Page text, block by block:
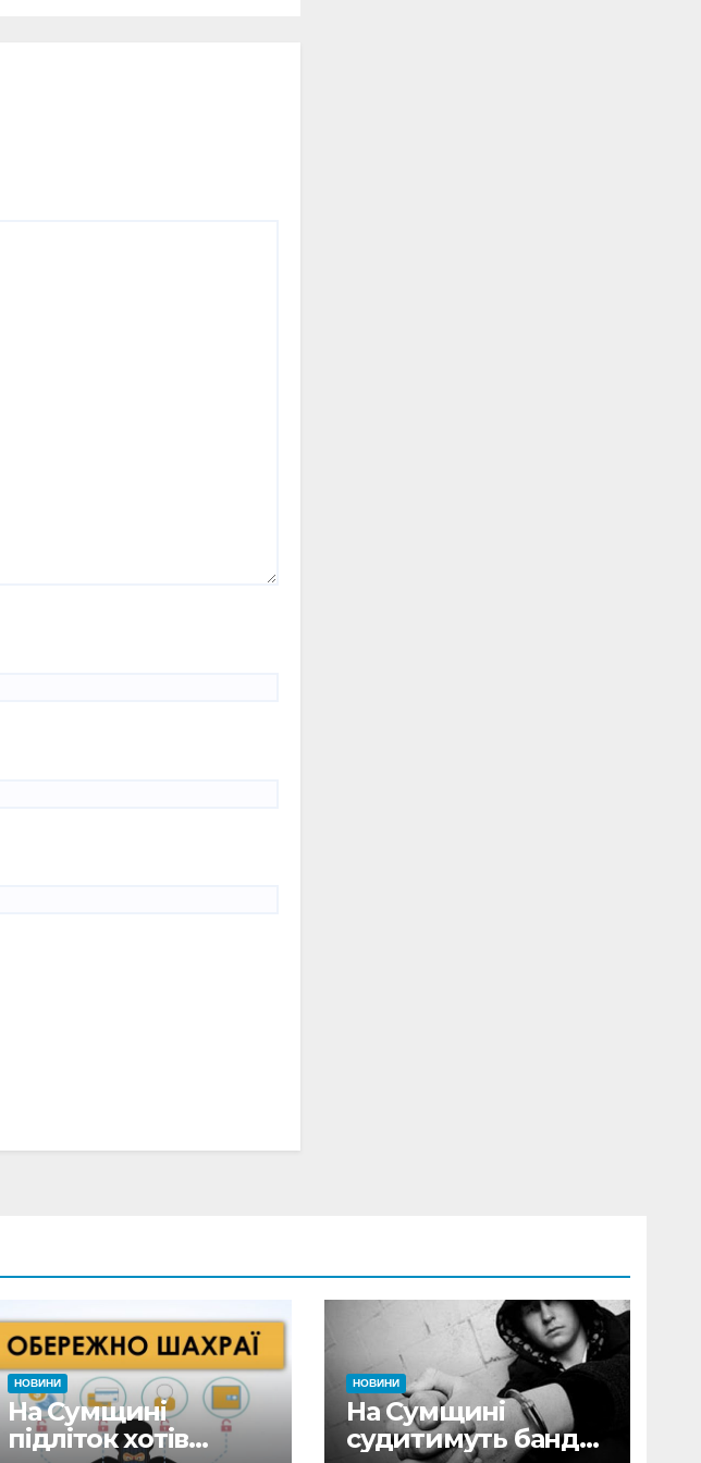
НОВИНИ
На Сумщині
підліток хотів
НОВИНИ
На Сумщині
судитимуть банду